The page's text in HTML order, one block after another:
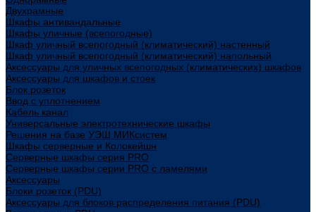
Двухрамные
Шкафы антивандальные
Шкафы уличные (всепогодные)
Шкаф уличный всепогодный (климатический) настенный
Шкаф уличный всепогодный (климатический) напольный
Аксессуары для уличных всепогодных (климатических) шкафов
Аксессуары для шкафов и стоек
Блок розеток
Ввод с уплотнением
Кабель канал
Универсальные электротехнические шкафы
Решения на базе УЭШ МИКсистем
Шкафы серверные и Колокейшн
Серверные шкафы серия PRO
Серверные шкафы серии PRO с ламелями
Аксессуары
Блоки розеток (PDU)
Аксессуары для блоков распределения питания (PDU)